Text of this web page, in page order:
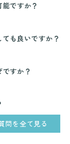
ですか？
も良いですか？
すか？
問を全て見る